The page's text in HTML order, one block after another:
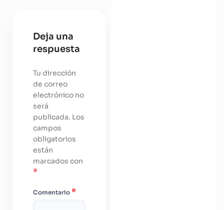
Deja una
respuesta
Tu dirección
de correo
electrónico no
será
publicada. Los
campos
obligatorios
están
marcados con
*
Comentario *